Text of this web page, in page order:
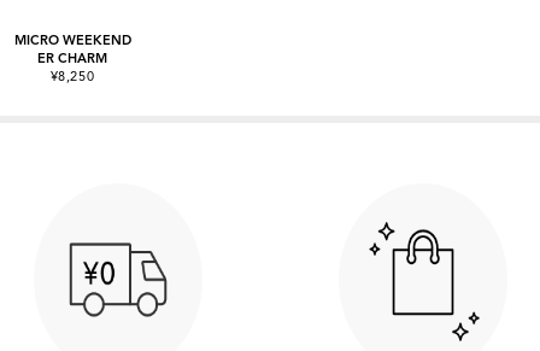
MICRO WEEKEND
ER CHARM
¥8,250